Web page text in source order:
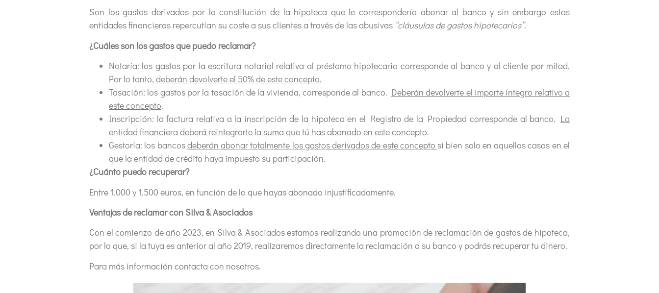
Son los gastos derivados por la constitución de la hipoteca que le correspondería abonar al banco y sin embargo estas
entidades financieras repercutían su coste a sus clientes a través de las abusivas “cláusulas de gastos hipotecarios”.
¿Cuáles son los gastos que puedo reclamar?
Notaría: los gastos por la escritura notarial relativa al préstamo hipotecario corresponde al banco y al cliente por mitad.
Por lo tanto, deberán devolverte el 50% de este concepto.
Tasación: los gastos por la tasación de la vivienda, corresponde al banco. Deberán devolverte el importe íntegro relativo a
este concepto.
Inscripción: la factura relativa a la inscripción de la hipoteca en el Registro de la Propiedad corresponde al banco. La
entidad financiera deberá reintegrarte la suma que tú has abonado en este concepto.
Gestoría: los bancosdeberán abonar totalmente los gastos derivados de este concepto si bien solo en aquellos casos en el
que la entidad de crédito haya impuesto su participación.
¿Cuánto puedo recuperar?
Entre 1.000 y 1.500 euros, en función de lo que hayas abonado injustificadamente.
Ventajas de reclamar con Silva & Asociados
Con el comienzo de año 2023, en Silva & Asociados estamos realizando una promoción de reclamación de gastos de hipoteca,
por lo que, si la tuya es anterior al año 2019, realizaremos directamente la reclamación a su banco y podrás recuperar tu dinero.
Para más información contacta con nosotros.